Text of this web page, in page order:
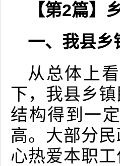
【第2篇】
一、我县乡
从总体上
下，我县乡
结构得到一
高。大部分
心热爱本职